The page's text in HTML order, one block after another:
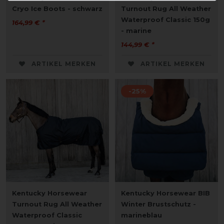
Cryo Ice Boots - schwarz
164,99 € *
ARTIKEL MERKEN
Turnout Rug All Weather
Waterproof Classic 150g
- marine
144,99 € *
ARTIKEL MERKEN
Kentucky Horsewear
Turnout Rug All Weather
Waterproof Classic
-25%
Kentucky Horsewear BIB
Winter Brustschutz -
marineblau